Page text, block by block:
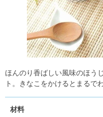
ほんのり香ばしい風味のほう
ト。きなこをかけるとまるで
材料